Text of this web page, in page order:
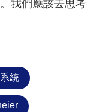
我們應該去思考
統